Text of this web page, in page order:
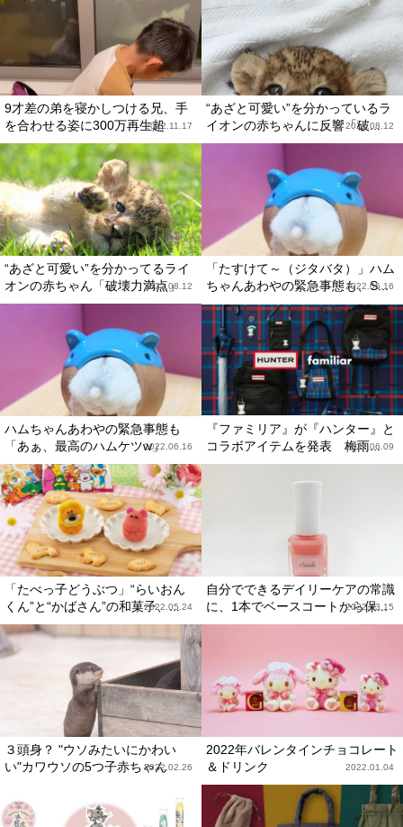
9才差の弟を寝かしつける兄、手
を合わせる姿に300万再生超2022.11.17
“あざと可愛い”を分かっているラ
イオンの赤ちゃんに反響「破...
2022.08.12
“あざと可愛い”を分かってるライ
オンの赤ちゃん「破壊力満点」
2022.08.12
「たすけて～（ジタバタ）」ハム
ちゃんあわやの緊急事態も、S...
2022.06.16
ハムちゃんあわやの緊急事態も
「あぁ、最高のハムケツw」2022.06.16
『ファミリア』が『ハンター』と
コラボアイテムを発表 梅雨...
2022.06.09
「たべっ子どうぶつ」“らいおん
くん”と“かばさん”の和菓子、...
2022.05.24
自分でできるデイリーケアの常識
に、1本でベースコートから保...
2022.03.15
３頭身？ "ウソみたいにかわい
い"カワウソの5つ子赤ちゃん2022.02.26
2022年バレンタインチョコレート
＆ドリンク
2022.01.04